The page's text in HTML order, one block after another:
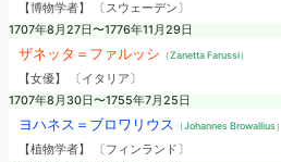
【博物学者】 〔スウェーデン〕
1707年8月27日〜1776年11月29日
ザネッタ＝ファルッシ （Zanetta Farussi）
【女優】 〔イタリア〕
1707年8月30日〜1755年7月25日
ヨハネス＝ブロワリウス （Johannes Browallius）
【植物学者】 〔フィンランド〕